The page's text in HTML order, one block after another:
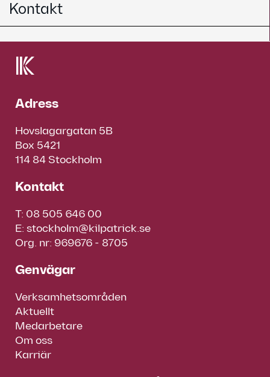
Kontakt
Adress
Hovslagargatan 5B
Box 5421
114 84 Stockholm
Kontakt
T: 08 505 646 00
E: stockholm@kilpatrick.se
Org. nr: 969676 - 8705
Genvägar
Verksamhetsområden
Aktuellt
Medarbetare
Om oss
Karriär